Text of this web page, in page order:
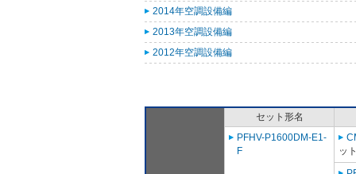
2014年空調設備編
2013年空調設備編
2012年空調設備編
セット形名
PFHV-P1600DM-E1-
F
ッ